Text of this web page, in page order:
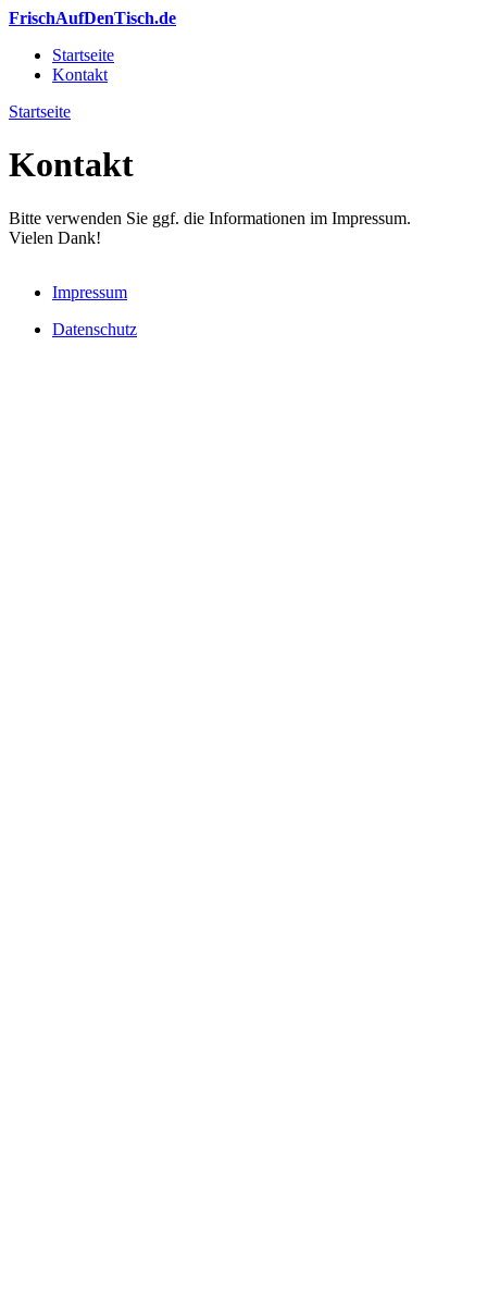
Direkt zum Inhalt
FrischAufDenTisch.de
Hauptmenü
Startseite
Kontakt
Startseite
Kontakt
Bitte verwenden Sie ggf. die Informationen im Impressum.
Vielen Dank!
Impressum
Datenschutz